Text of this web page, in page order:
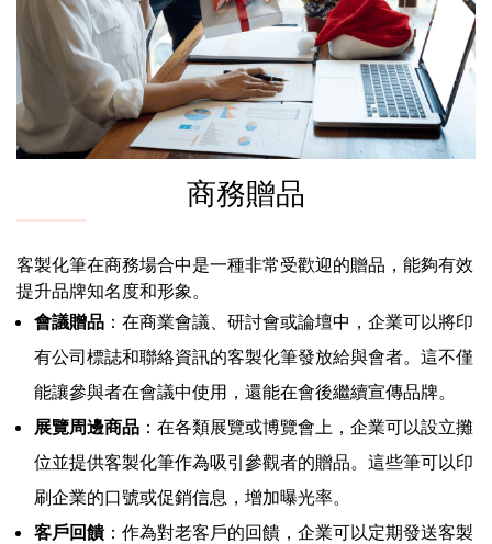
商務贈品
客製化筆在商務場合中是一種非常受歡迎的贈品，能夠有效
提升品牌知名度和形象。
會議贈品 ：在商業會議、研討會或論壇中，企業可以將印
有公司標誌和聯絡資訊的客製化筆發放給與會者。這不僅
能讓參與者在會議中使用，還能在會後繼續宣傳品牌。
展覽周邊商品 ：在各類展覽或博覽會上，企業可以設立攤
位並提供客製化筆作為吸引參觀者的贈品。這些筆可以印
刷企業的口號或促銷信息，增加曝光率。
客戶回饋：作為對老客戶的回饋，企業可以定期發送客製